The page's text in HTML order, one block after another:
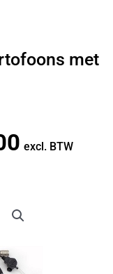
met
Huidige
excl. BTW